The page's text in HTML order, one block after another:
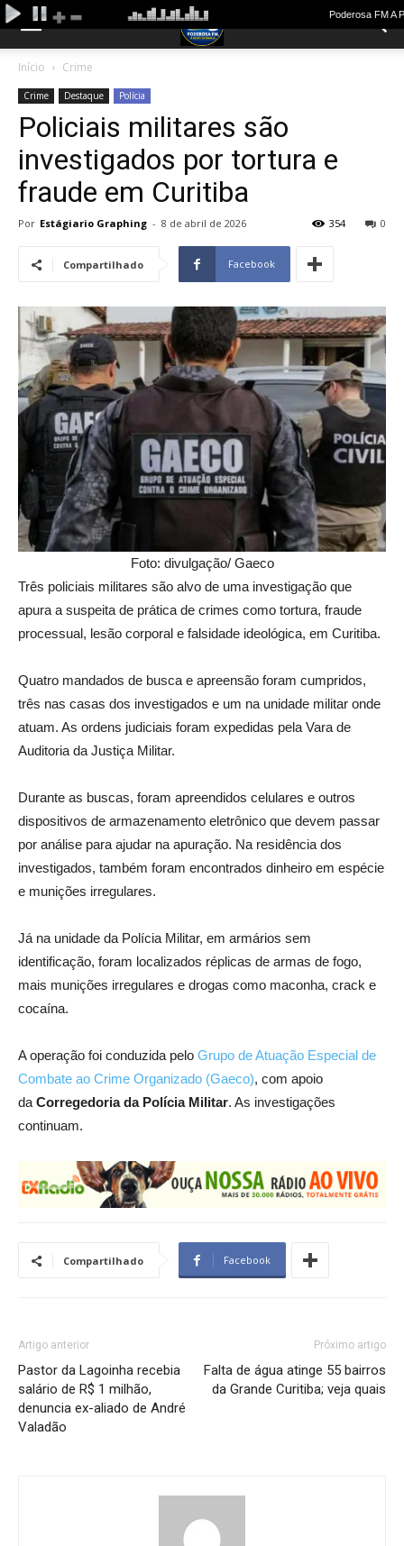
Início Crime
Crime Destaque Polícia
Policiais militares são
investigados por tortura e
fraude em Curitiba
Por Estágiario Graphing - 8 de abril de 2026 0
354
Compartilhado Facebook
Foto: divulgação/ Gaeco
Três policiais militares são alvo de uma investigação que
apura a suspeita de prática de crimes como tortura, fraude
processual, lesão corporal e falsidade ideológica, em Curitiba.
Quatro mandados de busca e apreensão foram cumpridos,
três nas casas dos investigados e um na unidade militar onde
atuam. As ordens judiciais foram expedidas pela Vara de
Auditoria da Justiça Militar.
Durante as buscas, foram apreendidos celulares e outros
dispositivos de armazenamento eletrônico que devem passar
por análise para ajudar na apuração. Na residência dos
investigados, também foram encontrados dinheiro em espécie
e munições irregulares.
Já na unidade da Polícia Militar, em armários sem
identificação, foram localizados réplicas de armas de fogo,
mais munições irregulares e drogas como maconha, crack e
cocaína.
A operação foi conduzida pelo Grupo de Atuação Especial de
Combate ao Crime Organizado (Gaeco), com apoio
da Corregedoria da Polícia Militar. As investigações
continuam.
Compartilhado Facebook
Artigo anterior
Pastor da Lagoinha recebia
salário de R$ 1 milhão,
denuncia ex-aliado de André
Valadão
Próximo artigo
Falta de água atinge 55 bairros
da Grande Curitiba; veja quais